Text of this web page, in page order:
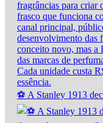
⚽ A Stanley 1913